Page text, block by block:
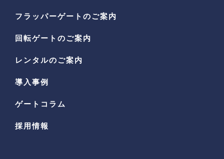
フラッパーゲートのご案内
回転ゲートのご案内
レンタルのご案内
導入事例
ゲートコラム
採用情報